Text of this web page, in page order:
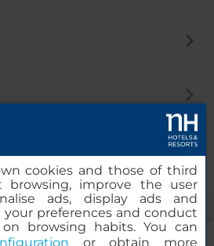
cookies and those of third
browsing, improve the user
ads, display ads and
preferences and conduct
on browsing habits. You can
or obtain more